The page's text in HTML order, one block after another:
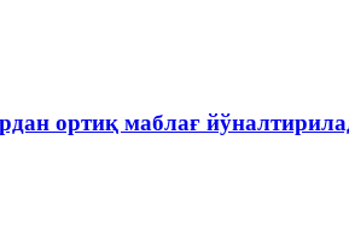
ортиқ маблағ